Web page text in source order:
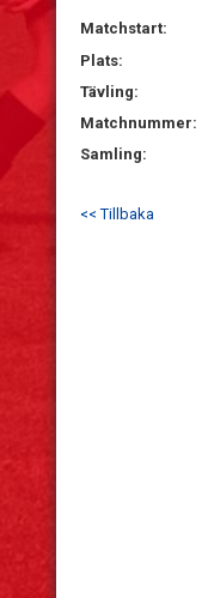
Matchstart:
Plats:
Tävling:
Matchnummer:
Samling:
<< Tillbaka